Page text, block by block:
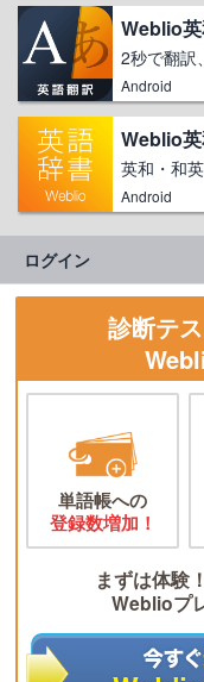
Weblio
2秒で翻訳
Android
Weblio
英和・和
Android
ログイン
診断テ
単語帳への
登録数増加！
まずは体験
Weblioプ